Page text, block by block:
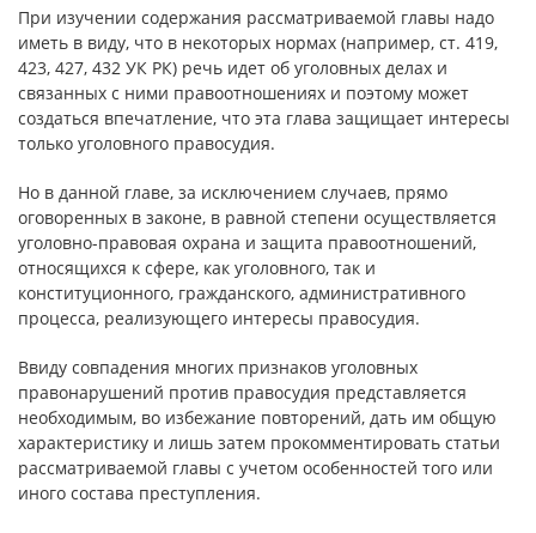
При изучении содержания рассматриваемой главы надо
иметь в виду, что в некоторых нормах (например, ст. 419,
423, 427, 432 УК РК) речь идет об уголовных делах и
связанных с ними правоотношениях и поэтому может
создаться впечатление, что эта глава защищает интересы
только уголовного правосудия.
Но в данной главе, за исключением случаев, прямо
оговоренных в законе, в равной степени осуществляется
уголовно-правовая охрана и защита правоотношений,
относящихся к сфере, как уголовного, так и
конституционного, гражданского, административного
процесса, реализующего интересы правосудия.
Ввиду совпадения многих признаков уголовных
правонарушений против правосудия представляется
необходимым, во избежание повторений, дать им общую
характеристику и лишь затем прокомментировать статьи
рассматриваемой главы с учетом особенностей того или
иного состава преступления.